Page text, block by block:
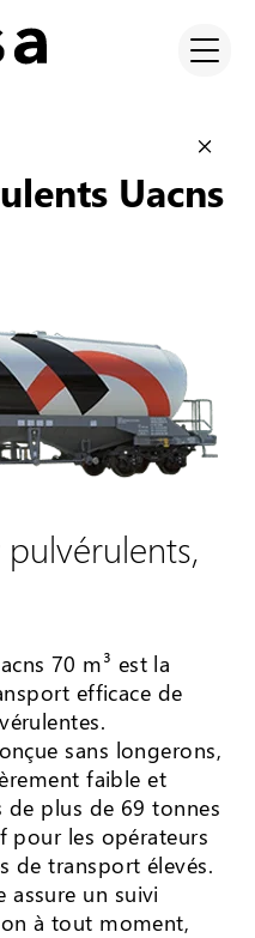
Uacns
70 m³ est la
efficace de
sans longerons,
faible et
de plus de 69 tonnes
les opérateurs
de transport élevés.
assure un suivi
à tout moment,